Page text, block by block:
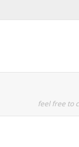
feel free to